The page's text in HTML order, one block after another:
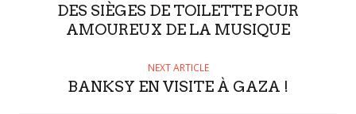
DES SIÈGES DE TOILETTE POUR
AMOUREUX DE LA MUSIQUE
NEXT ARTICLE
BANKSY EN VISITE À GAZA !